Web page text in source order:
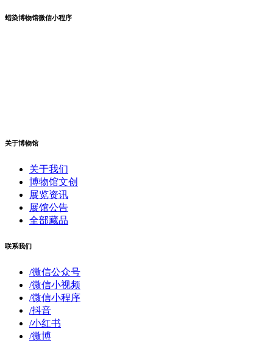
蜡染博物馆微信小程序
关于博物馆
关于我们
博物馆文创
展览资讯
展馆公告
全部藏品
联系我们
/微信公众号
/微信小视频
/微信小程序
/抖音
/小红书
/微博